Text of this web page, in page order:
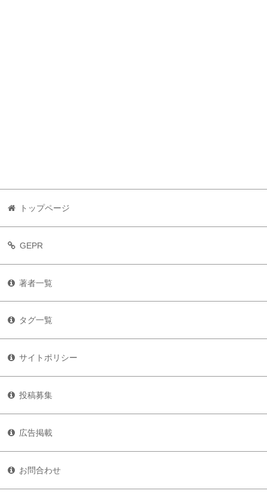
トップページ
GEPR
著者一覧
タグ一覧
サイトポリシー
投稿募集
広告掲載
お問合わせ